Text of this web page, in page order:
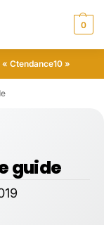
0
Ctendance10 »
guide